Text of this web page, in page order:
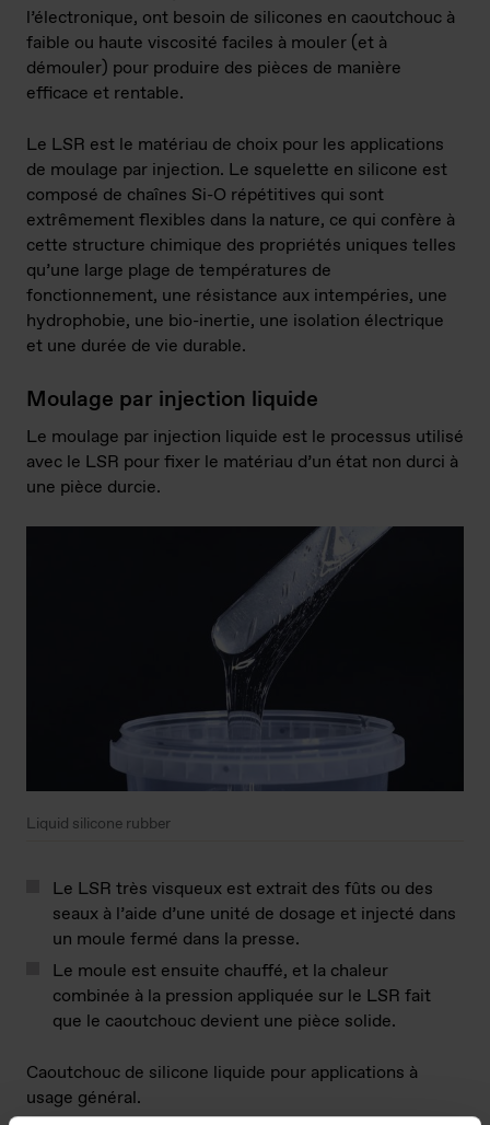
l’électronique, ont besoin de silicones en caoutchouc à
faible ou haute viscosité faciles à mouler (et à
démouler) pour produire des pièces de manière
efficace et rentable.
Le LSR est le matériau de choix pour les applications
de moulage par injection. Le squelette en silicone est
composé de chaînes Si-O répétitives qui sont
extrêmement flexibles dans la nature, ce qui confère à
cette structure chimique des propriétés uniques telles
qu’une large plage de températures de
fonctionnement, une résistance aux intempéries, une
hydrophobie, une bio-inertie, une isolation électrique
et une durée de vie durable.
Moulage par injection liquide
Le moulage par injection liquide est le processus utilisé
avec le LSR pour fixer le matériau d’un état non durci à
une pièce durcie.
Liquid silicone rubber
Le LSR très visqueux est extrait des fûts ou des
seaux à l’aide d’une unité de dosage et injecté dans
un moule fermé dans la presse.
Le moule est ensuite chauffé, et la chaleur
combinée à la pression appliquée sur le LSR fait
que le caoutchouc devient une pièce solide.
Caoutchouc de silicone liquide pour applications à
usage général.